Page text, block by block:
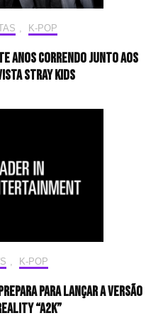
, K-POP
anos correndo junto aos
Stray Kids
K-POP
para lançar a versão
“A2K”